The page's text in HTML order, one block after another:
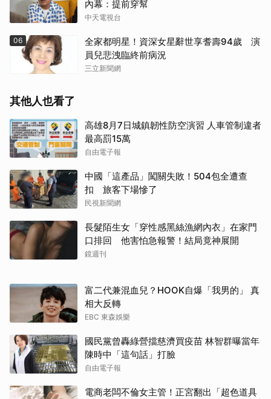
內幕：提前穿幫
中天電視台
06
全家都明星！資深女星辭世享耆壽94歲 演
員兒悲洩臨終前病況
三立新聞網
其他人也看了
高雄8月7日城鎮韌性防空演習 人車管制違者
最高罰15萬
自由電子報
中國「這產品」闖關失敗！504包全遭查
扣 旅客下場慘了
民視新聞網
長髮陌生女「穿性感黑絲漁網內衣」在家門
口排回 他害怕急報警！結局竟神展開
鏡週刊
富二代兼混血兒？HOOK自爆「我男的」 真
相大反轉
EBC 東森娛樂
國民黨曾轟綠營擋慈濟買疫苗 林智群曝當年
陳時中「這句話」打臉
自由電子報
電商老闆不倫女主管！正宮翻出「超色道具